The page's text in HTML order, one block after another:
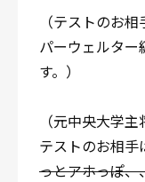
（テストのお相
パーウェルター
す。）
（元中央大学
テストのお相手
っとアホっぽ、